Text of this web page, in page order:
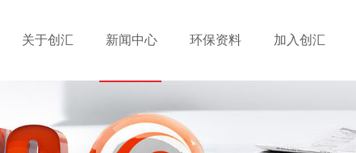
关于创汇 新闻中心 环保资料 加入创汇